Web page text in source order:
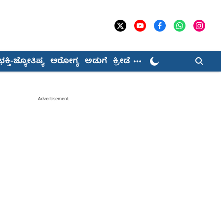
ಜ್ಯೋತಿಷ್ಯ ಆರೋಗ್ಯ ಅಡುಗೆ ಕ್ರೀಡೆ
Advertisement